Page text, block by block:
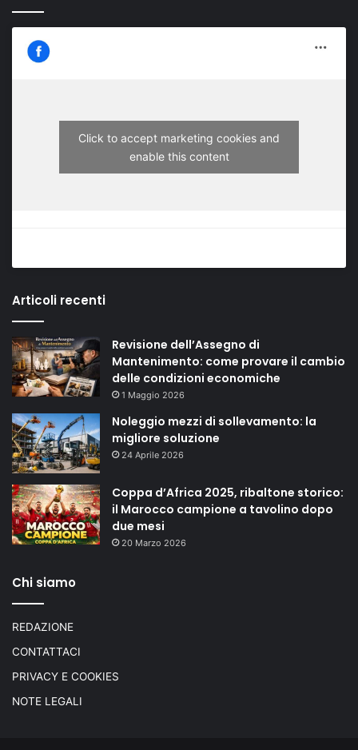
Click to accept marketing cookies and
enable this content
Articoli recenti
Revisione dell’Assegno di
Mantenimento: come provare il cambio
delle condizioni economiche
1 Maggio 2026
Noleggio mezzi di sollevamento: la
migliore soluzione
24 Aprile 2026
Coppa d’Africa 2025, ribaltone storico:
il Marocco campione a tavolino dopo
due mesi
20 Marzo 2026
Chi siamo
REDAZIONE
CONTATTACI
PRIVACY E COOKIES
NOTE LEGALI